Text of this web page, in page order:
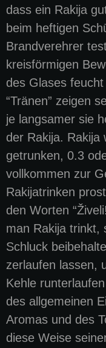
dass ein Rakija
beim heftigen
Brandverehrer
kreisförmigen
des Glases
“Tränen” zeigen
je langsamer sie
der Rakija. Rakija
getrunken, 0.3
vollkommen zur
Rakijatrinken
den Worten
man Rakija trinkt,
Schluck
zerlaufen lassen,
Kehle
des allgemeinen
Aromas und des
diese Weise